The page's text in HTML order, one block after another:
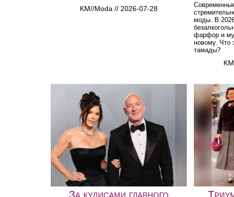
KM//Moda // 2026-07-28
моды. В
фарфор и
новому. Что
тамады?
За кулисами главного